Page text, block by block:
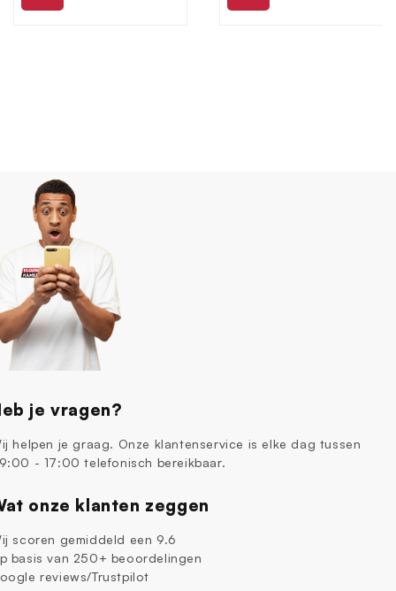
je vragen?
helpen je graag. Onze klantenservice is elke dag tussen
- 17:00 telefonisch bereikbaar.
onze klanten zeggen
scoren gemiddeld een 9.6
basis van 250+ beoordelingen
reviews/Trustpilot